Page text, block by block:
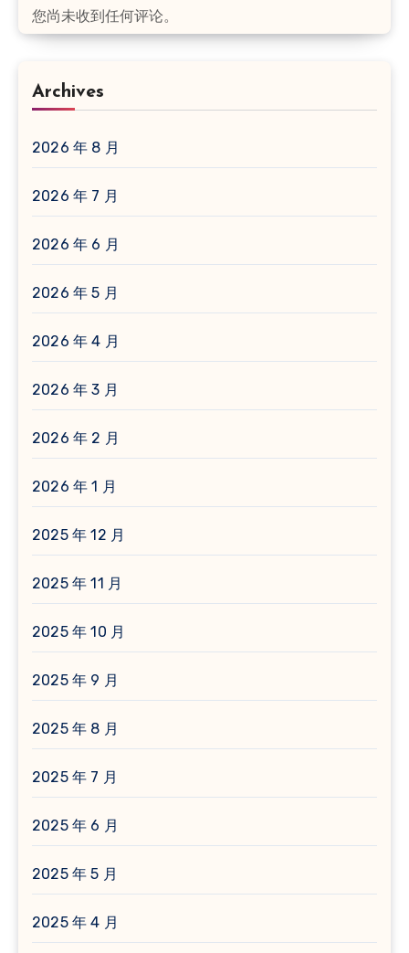
您尚未收到任何评论。
Archives
2026 年 8 月
2026 年 7 月
2026 年 6 月
2026 年 5 月
2026 年 4 月
2026 年 3 月
2026 年 2 月
2026 年 1 月
2025 年 12 月
2025 年 11 月
2025 年 10 月
2025 年 9 月
2025 年 8 月
2025 年 7 月
2025 年 6 月
2025 年 5 月
2025 年 4 月